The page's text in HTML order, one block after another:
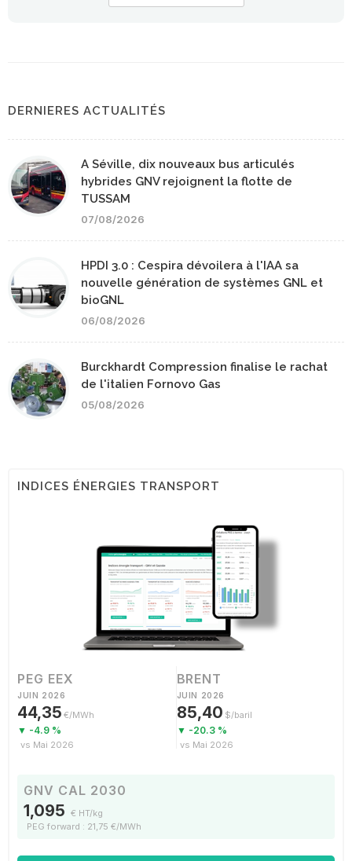
DERNIERES ACTUALITÉS
A Séville, dix nouveaux bus articulés
hybrides GNV rejoignent la flotte de
TUSSAM
07/08/2026
HPDI 3.0 : Cespira dévoilera à l'IAA sa
nouvelle génération de systèmes GNL et
bioGNL
06/08/2026
Burckhardt Compression finalise le rachat
de l'italien Fornovo Gas
05/08/2026
INDICES ÉNERGIES TRANSPORT
PEG EEX
JUIN 2026
44,35 €/MWh
▼ -4.9 %
vs Mai 2026
BRENT
JUIN 2026
85,40 $/baril
▼ -20.3 %
vs Mai 2026
GNV CAL 2030
1,095 € HT/kg
PEG forward : 21,75 €/MWh